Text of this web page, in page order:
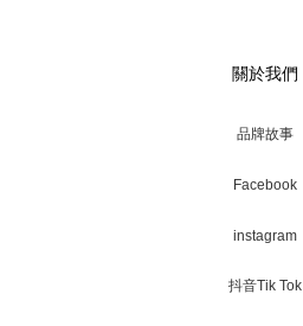
關於我們
品牌故事
Facebook
instagram
抖音Tik Tok